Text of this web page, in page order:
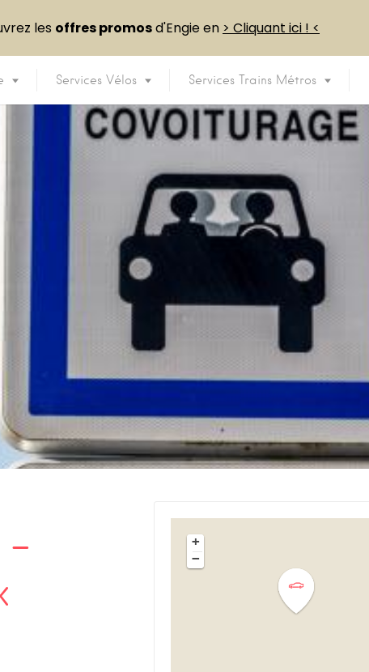
Services Vélos Services Trains Métros
+
−
les offres promosd'Engie en > Cliquant ici ! <